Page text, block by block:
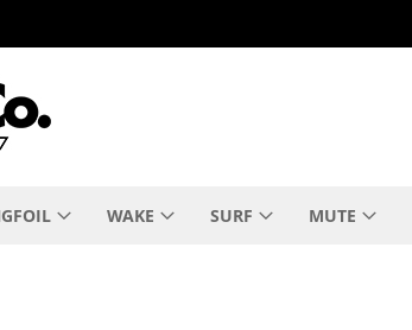
WAKE SURF MUTE